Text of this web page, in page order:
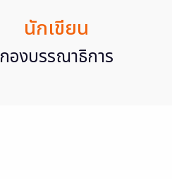
นักเขียน
กองบรรณาธิการ